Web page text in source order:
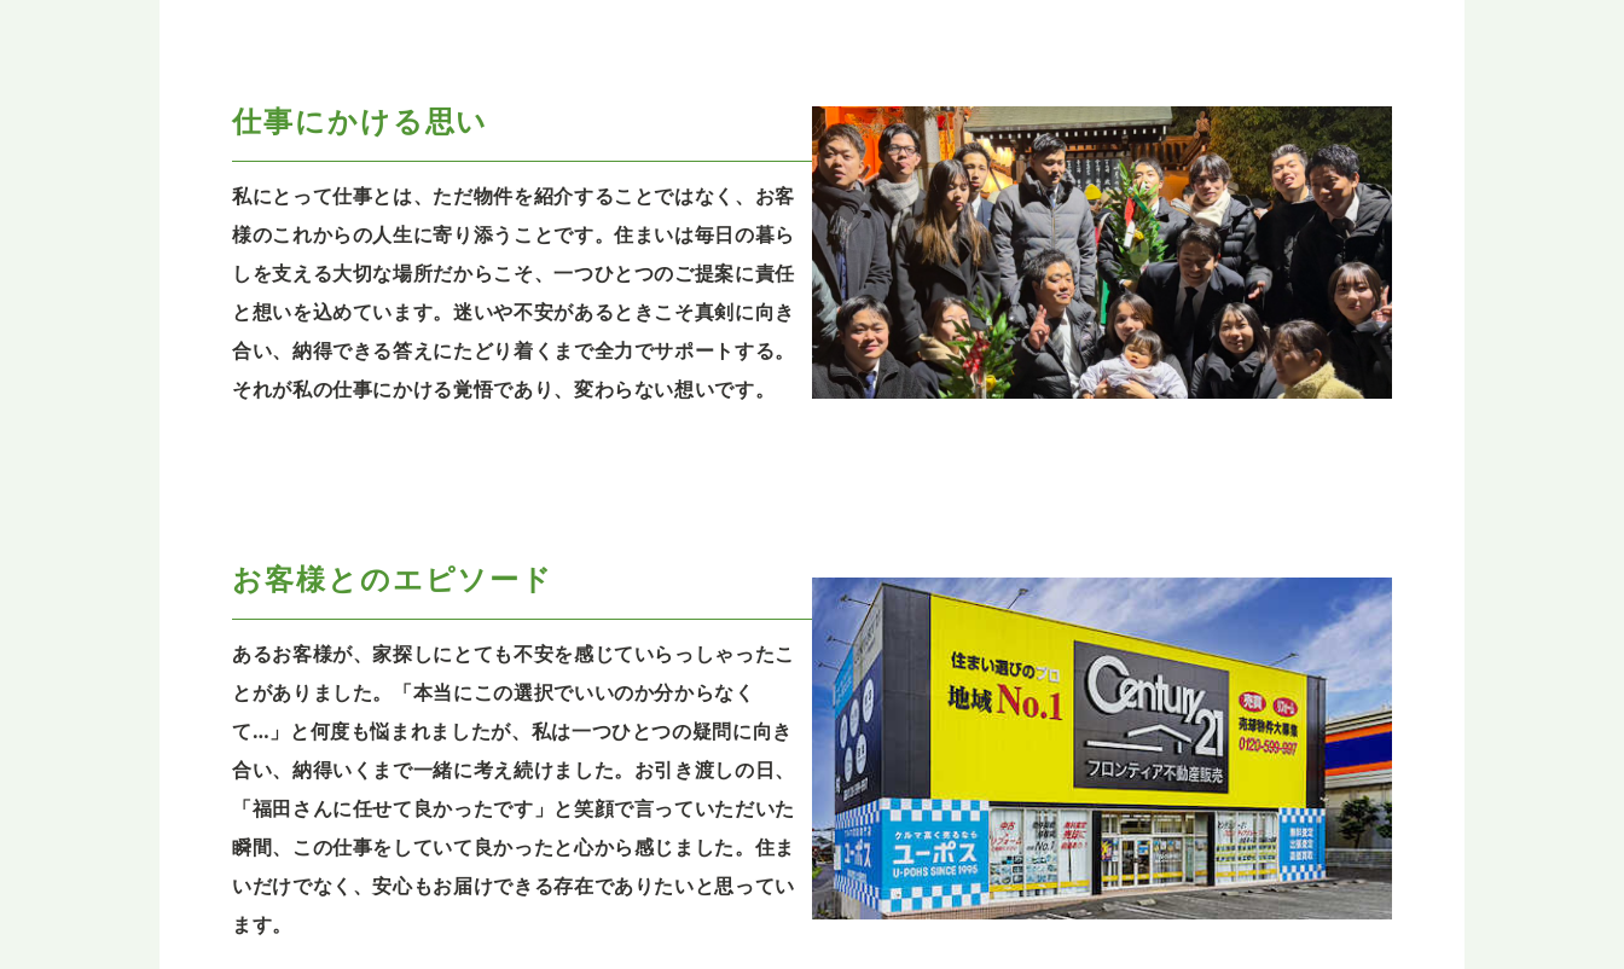
仕事にかける思い
私にとって仕事とは、ただ物件を紹介することではなく、お客
様のこれからの人生に寄り添うことです。住まいは毎日の暮ら
しを支える大切な場所だからこそ、一つひとつのご提案に責任
と想いを込めています。迷いや不安があるときこそ真剣に向き
合い、納得できる答えにたどり着くまで全力でサポートする。
それが私の仕事にかける覚悟であり、変わらない想いです。
お客様とのエピソード
あるお客様が、家探しにとても不安を感じていらっしゃったこ
とがありました。「本当にこの選択でいいのか分からなく
て…」と何度も悩まれましたが、私は一つひとつの疑問に向き
合い、納得いくまで一緒に考え続けました。お引き渡しの日、
「福田さんに任せて良かったです」と笑顔で言っていただいた
瞬間、この仕事をしていて良かったと心から感じました。住ま
いだけでなく、安心もお届けできる存在でありたいと思ってい
ます。